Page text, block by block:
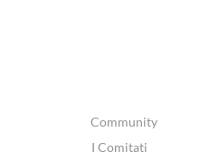
Community
I Comitati